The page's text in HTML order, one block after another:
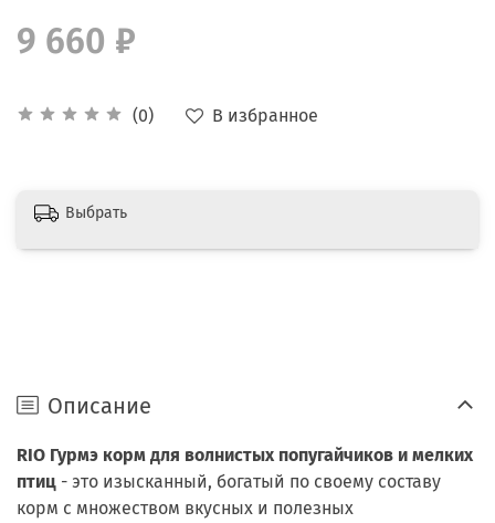
(0) В избранное
9 660 ₽
Выбрать
Описание
RIO Гурмэ корм для волнистых попугайчиков и мелких
птиц - это изысканный, богатый по своему составу
корм с множеством вкусных и полезных